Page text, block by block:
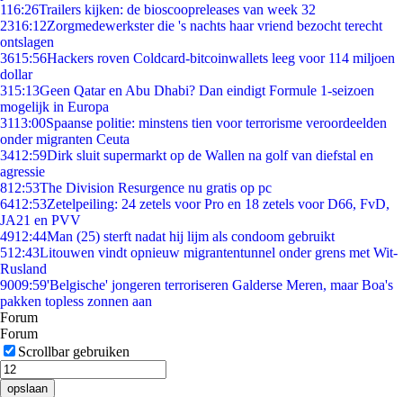
116:26Trailers kijken: de bioscoopreleases van week 32
2316:12Zorgmedewerkster die 's nachts haar vriend bezocht terecht
ontslagen
3615:56Hackers roven Coldcard-bitcoinwallets leeg voor 114 miljoen
dollar
315:13Geen Qatar en Abu Dhabi? Dan eindigt Formule 1-seizoen
mogelijk in Europa
3113:00Spaanse politie: minstens tien voor terrorisme veroordeelden
onder migranten Ceuta
3412:59Dirk sluit supermarkt op de Wallen na golf van diefstal en
agressie
812:53The Division Resurgence nu gratis op pc
6412:53Zetelpeiling: 24 zetels voor Pro en 18 zetels voor D66, FvD,
JA21 en PVV
4912:44Man (25) sterft nadat hij lijm als condoom gebruikt
512:43Litouwen vindt opnieuw migrantentunnel onder grens met Wit-
Rusland
9009:59'Belgische' jongeren terroriseren Galderse Meren, maar Boa's
pakken topless zonnen aan
Forum
Forum
Scrollbar gebruiken
opslaan